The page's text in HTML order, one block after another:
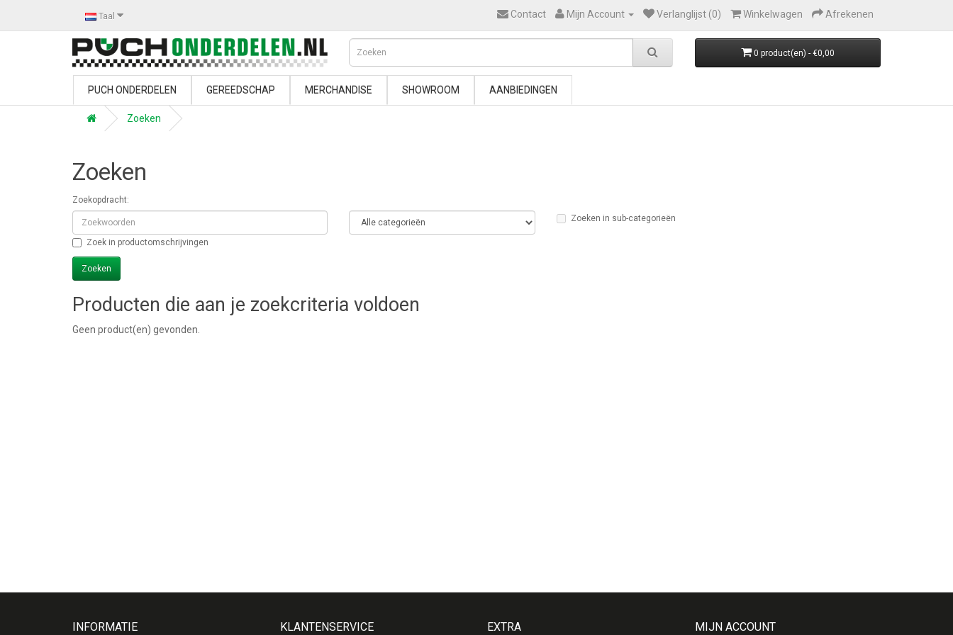
Taal Contact Mijn Account Verlanglijst (0) Winkelwagen Afrekenen
0 product(en) - €0,00
PUCH ONDERDELEN GEREEDSCHAP MERCHANDISE SHOWROOM AANBIEDINGEN
Zoeken
Zoeken
Zoekopdracht:
Zoeken in sub-categorieën
Zoek in productomschrijvingen
Producten die aan je zoekcriteria voldoen
Geen product(en) gevonden.
INFORMATIE KLANTENSERVICE EXTRA MIJN ACCOUNT